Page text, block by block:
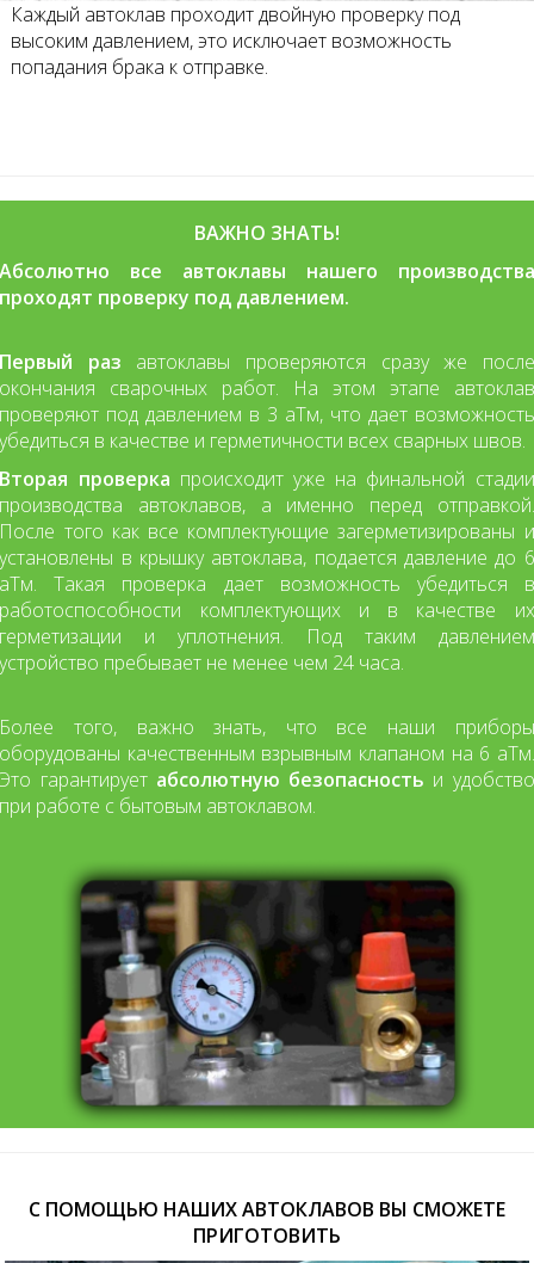
Каждый автоклав проходит двойную проверку под
высоким давлением, это исключает возможность
попадания брака к отправке.
ВАЖНО ЗНАТЬ!
Абсолютно все автоклавы нашего производства
проходят проверку под давлением.
Первый раз автоклавы проверяются сразу же после
окончания сварочных работ. На этом этапе автоклав
проверяют под давлением в 3 аТм, что дает возможность
убедиться в качестве и герметичности всех сварных швов.
Вторая проверка происходит уже на финальной стадии
производства автоклавов, а именно перед отправкой.
После того как все комплектующие загерметизированы и
установлены в крышку автоклава, подается давление до 6
аТм. Такая проверка дает возможность убедиться в
работоспособности комплектующих и в качестве их
герметизации и уплотнения. Под таким давлением
устройство пребывает не менее чем 24 часа.
Более того, важно знать, что все наши приборы
оборудованы качественным взрывным клапаном на 6 аТм.
Это гарантирует абсолютную безопасность и удобство
при работе с бытовым автоклавом.
С ПОМОЩЬЮ НАШИХ АВТОКЛАВОВ ВЫ СМОЖЕТЕ
ПРИГОТОВИТЬ